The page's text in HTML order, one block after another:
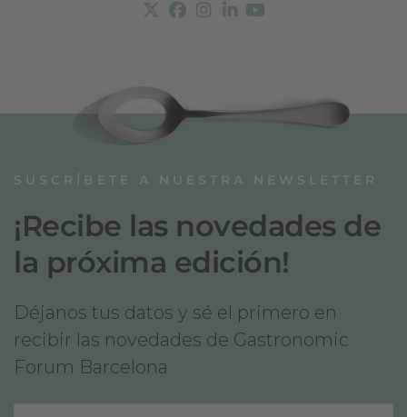
SUSCRÍBETE A NUESTRA NEWSLETTER
¡Recibe las novedades de
la próxima edición!
Déjanos tus datos y sé el primero en
recibir las novedades de Gastronomic
Forum Barcelona